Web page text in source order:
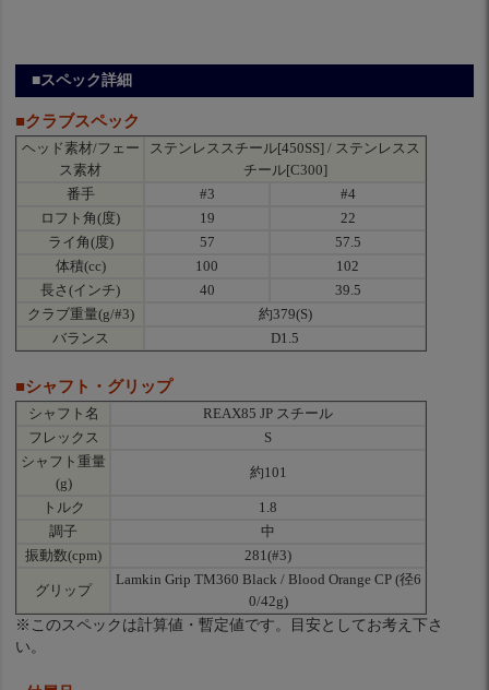
■スペック詳細
■クラブスペック
ヘッド素材/フェー
ス素材
ステンレススチール[450SS] / ステンレスス
チール[C300]
番手
#3
#4
ロフト角(度)
19
22
ライ角(度)
57
57.5
体積(cc)
100
102
長さ(インチ)
40
39.5
クラブ重量(g/#3)
約379(S)
バランス
D1.5
■シャフト・グリップ
シャフト名
REAX85 JP スチール
フレックス
S
シャフト重量
(g)
約101
トルク
1.8
調子
中
振動数(cpm)
281(#3)
グリップ
Lamkin Grip TM360 Black / Blood Orange CP (径6
0/42g)
※このスペックは計算値・暫定値です。目安としてお考え下さ
い。